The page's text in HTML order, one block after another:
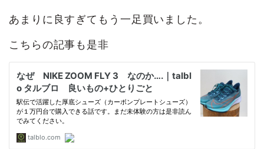
あまりに良すぎてもう一足買いました。
こちらの記事も是非